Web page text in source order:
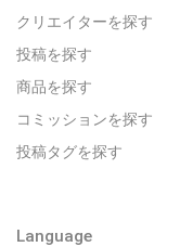
クリエイターを探す
投稿を探す
商品を探す
コミッションを探す
投稿タグを探す
Language